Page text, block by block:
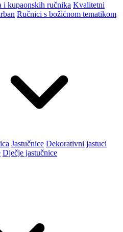
i kupaonskih ručnika Kvalitetni
Ručnici s božićnom tematikom
Jastučnice Dekorativni jastuci
Dječje jastučnice